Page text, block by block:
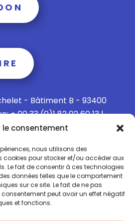
le consentement
nous utilisons des
cookies pour stocker et/ou accéder aux
Le fait de consentir à ces technologies
données telles que le comportement
sur ce site. Le fait de ne pas
peut avoir un effet négatif
et fonctions.
- Bâtiment B - 93400
+ 00 33 (0)1 82 02 60 13 |
33 (0)6 15 73 65 40
de confidentialité
de Cookies